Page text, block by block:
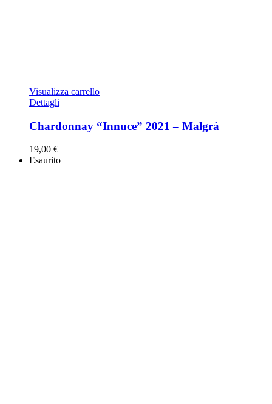
Visualizza carrello
Dettagli
Chardonnay “Innuce” 2021 – Malgrà
19,00 €
Esaurito